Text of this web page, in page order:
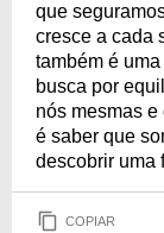
que
cresce a cada
também é
busca por
nós mesmas
é saber que
descobrir uma
COPIAR